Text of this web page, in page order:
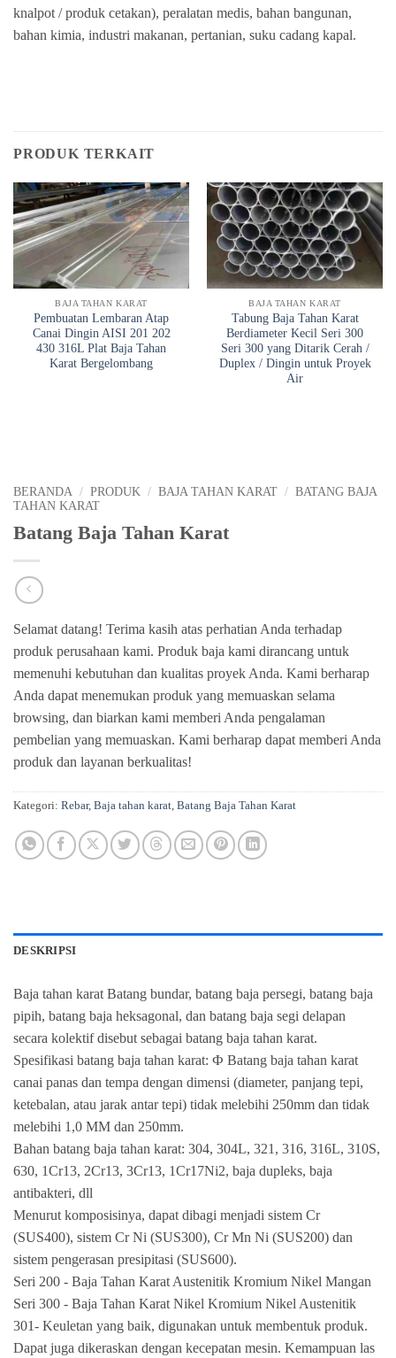
knalpot / produk cetakan), peralatan medis, bahan bangunan,
bahan kimia, industri makanan, pertanian, suku cadang kapal.
PRODUK TERKAIT
BAJA TAHAN KARAT
Pembuatan Lembaran Atap
Canai Dingin AISI 201 202
430 316L Plat Baja Tahan
Karat Bergelombang
BAJA TAHAN KARAT
Tabung Baja Tahan Karat
Berdiameter Kecil Seri 300
Seri 300 yang Ditarik Cerah /
Duplex / Dingin untuk Proyek
Air
BERANDA / PRODUK / BAJA TAHAN KARAT / BATANG BAJA
TAHAN KARAT
Batang Baja Tahan Karat
Selamat datang! Terima kasih atas perhatian Anda terhadap
produk perusahaan kami. Produk baja kami dirancang untuk
memenuhi kebutuhan dan kualitas proyek Anda. Kami berharap
Anda dapat menemukan produk yang memuaskan selama
browsing, dan biarkan kami memberi Anda pengalaman
pembelian yang memuaskan. Kami berharap dapat memberi Anda
produk dan layanan berkualitas!
Kategori: Rebar, Baja tahan karat, Batang Baja Tahan Karat
DESKRIPSI
Baja tahan karat Batang bundar, batang baja persegi, batang baja
pipih, batang baja heksagonal, dan batang baja segi delapan
secara kolektif disebut sebagai batang baja tahan karat.
Spesifikasi batang baja tahan karat: Ф Batang baja tahan karat
canai panas dan tempa dengan dimensi (diameter, panjang tepi,
ketebalan, atau jarak antar tepi) tidak melebihi 250mm dan tidak
melebihi 1,0 MM dan 250mm.
Bahan batang baja tahan karat: 304, 304L, 321, 316, 316L, 310S,
630, 1Cr13, 2Cr13, 3Cr13, 1Cr17Ni2, baja dupleks, baja
antibakteri, dll
Menurut komposisinya, dapat dibagi menjadi sistem Cr
(SUS400), sistem Cr Ni (SUS300), Cr Mn Ni (SUS200) dan
sistem pengerasan presipitasi (SUS600).
Seri 200 - Baja Tahan Karat Austenitik Kromium Nikel Mangan
Seri 300 - Baja Tahan Karat Nikel Kromium Nikel Austenitik
301- Keuletan yang baik, digunakan untuk membentuk produk.
Dapat juga dikeraskan dengan kecepatan mesin. Kemampuan las